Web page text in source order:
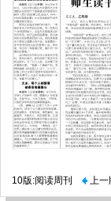
10版:阅读周刊 上一